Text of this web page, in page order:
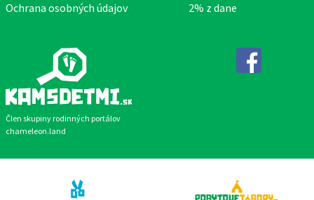
Člen skupiny rodinných portálov
chameleon.land
Ochrana osobných údajov
2% z dane